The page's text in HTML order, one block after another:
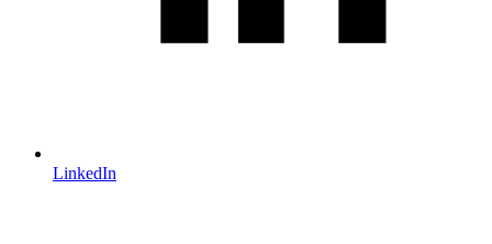
LinkedIn